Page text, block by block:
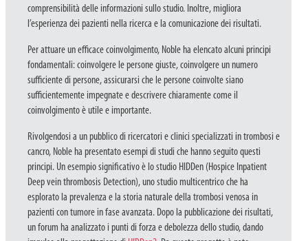
comprensibilità delle informazioni sullo studio. Inoltre, migliora
l’esperienza dei pazienti nella ricerca e la comunicazione dei risultati.
Per attuare un efficace coinvolgimento, Noble ha elencato alcuni principi
fondamentali: coinvolgere le persone giuste, coinvolgere un numero
sufficiente di persone, assicurarsi che le persone coinvolte siano
sufficientemente impegnate e descrivere chiaramente come il
coinvolgimento è utile e importante.
Rivolgendosi a un pubblico di ricercatori e clinici specializzati in trombosi e
cancro, Noble ha presentato esempi di studi che hanno seguito questi
principi. Un esempio significativo è lo studio HIDDen (Hospice Inpatient
Deep vein thrombosis Detection), uno studio multicentrico che ha
esplorato la prevalenza e la storia naturale della trombosi venosa in
pazienti con tumore in fase avanzata. Dopo la pubblicazione dei risultati,
un forum ha analizzato i punti di forza e debolezza dello studio, dando